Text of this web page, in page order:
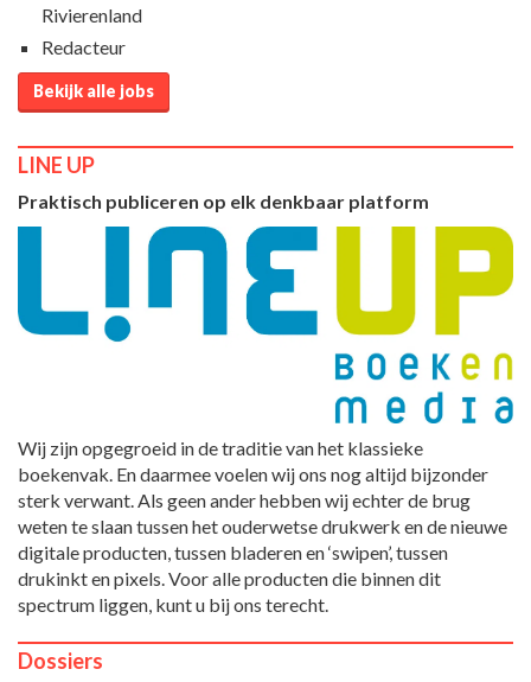
Rivierenland
Redacteur
Bekijk alle jobs
LINE UP
Praktisch publiceren op elk denkbaar platform
Wij zijn opgegroeid in de traditie van het klassieke
boekenvak. En daarmee voelen wij ons nog altijd bijzonder
sterk verwant. Als geen ander hebben wij echter de brug
weten te slaan tussen het ouderwetse drukwerk en de nieuwe
digitale producten, tussen bladeren en ‘swipen’, tussen
drukinkt en pixels. Voor alle producten die binnen dit
spectrum liggen, kunt u bij ons terecht.
Dossiers